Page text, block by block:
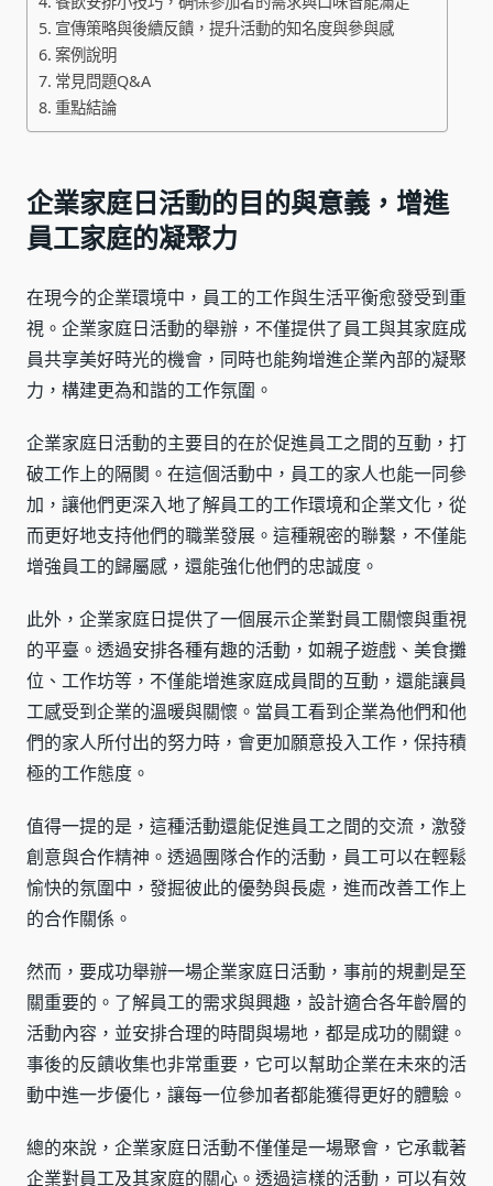
宣傳策略與後續反饋，提升活動的知名度與參與感
案例說明
常見問題Q&A
重點結論
企業家庭日活動的目的與意義，增進
員工家庭的凝聚力
在現今的企業環境中，員工的工作與生活平衡愈發受到重
視。企業家庭日活動的舉辦，不僅提供了員工與其家庭成
員共享美好時光的機會，同時也能夠增進企業內部的凝聚
力，構建更為和諧的工作氛圍。
企業家庭日活動的主要目的在於促進員工之間的互動，打
破工作上的隔閡。在這個活動中，員工的家人也能一同參
加，讓他們更深入地了解員工的工作環境和企業文化，從
而更好地支持他們的職業發展。這種親密的聯繫，不僅能
增強員工的歸屬感，還能強化他們的忠誠度。
此外，企業家庭日提供了一個展示企業對員工關懷與重視
的平臺。透過安排各種有趣的活動，如親子遊戲、美食攤
位、工作坊等，不僅能增進家庭成員間的互動，還能讓員
工感受到企業的溫暖與關懷。當員工看到企業為他們和他
們的家人所付出的努力時，會更加願意投入工作，保持積
極的工作態度。
值得一提的是，這種活動還能促進員工之間的交流，激發
創意與合作精神。透過團隊合作的活動，員工可以在輕鬆
愉快的氛圍中，發掘彼此的優勢與長處，進而改善工作上
的合作關係。
然而，要成功舉辦一場企業家庭日活動，事前的規劃是至
關重要的。了解員工的需求與興趣，設計適合各年齡層的
活動內容，並安排合理的時間與場地，都是成功的關鍵。
事後的反饋收集也非常重要，它可以幫助企業在未來的活
動中進一步優化，讓每一位參加者都能獲得更好的體驗。
總的來說，企業家庭日活動不僅僅是一場聚會，它承載著
企業對員工及其家庭的關心。透過這樣的活動，可以有效